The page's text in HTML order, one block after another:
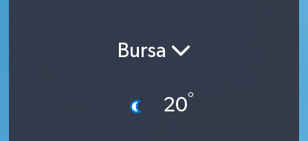
Bursa
20°